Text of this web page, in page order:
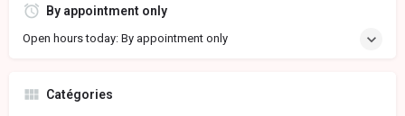
By appointment only
Open hours today: By appointment only
Catégories